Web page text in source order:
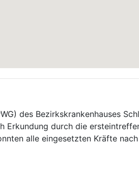
des Bezirkskrankenhauses
Erkundung durch die
alle eingesetzten Kräfte